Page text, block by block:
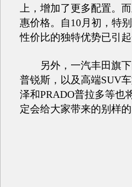
上，增加了更多配置。
惠价格。自10月初，特
性价比的独特优势已引
另外，一汽丰田旗下
普锐斯，以及高端SUV
泽和PRADO普拉多等也
定会给大家带来的别样的